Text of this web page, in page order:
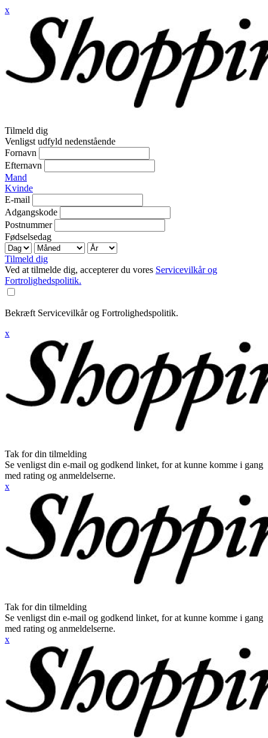
x
Tilmeld dig
Venligst udfyld nedenstående
Fornavn
Efternavn
Mand
Kvinde
E-mail
Adgangskode
Postnummer
Fødselsedag
Tilmeld dig
Ved at tilmelde dig, accepterer du vores Servicevilkår og
Fortrolighedspolitik.
Bekræft Servicevilkår og Fortrolighedspolitik.
x
Tak for din tilmelding
Se venligst din e-mail og godkend linket, for at kunne komme i gang
med rating og anmeldelserne.
x
Tak for din tilmelding
Se venligst din e-mail og godkend linket, for at kunne komme i gang
med rating og anmeldelserne.
x